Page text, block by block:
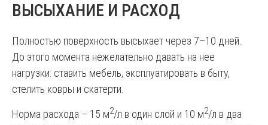
ВЫСЫХАНИЕ И РАСХОД
Полностью поверхность высыхает через 7–10 дней.
До этого момента нежелательно давать на нее
нагрузки: ставить мебель, эксплуатировать в быту,
стелить ковры и скатерти.
Норма расхода – 15 м2/л в один слой и 10 м2/л в два